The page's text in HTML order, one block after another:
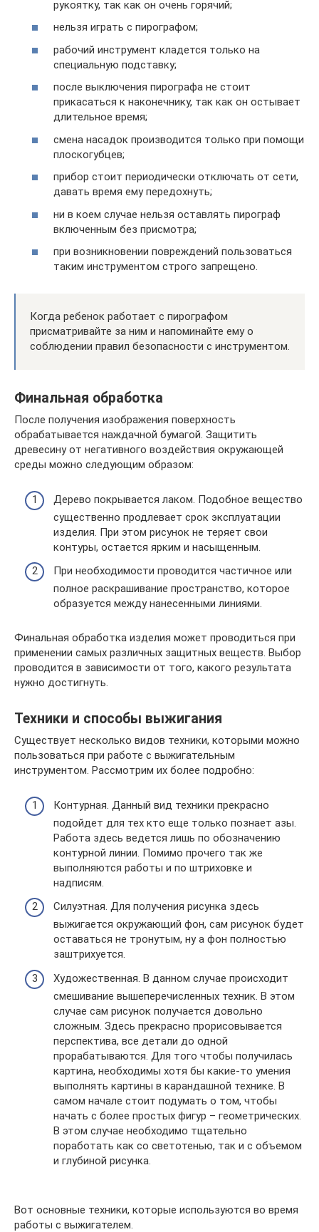
рукоятку, так как он очень горячий;
нельзя играть с пирографом;
рабочий инструмент кладется только на
специальную подставку;
после выключения пирографа не стоит
прикасаться к наконечнику, так как он остывает
длительное время;
смена насадок производится только при помощи
плоскогубцев;
прибор стоит периодически отключать от сети,
давать время ему передохнуть;
ни в коем случае нельзя оставлять пирограф
включенным без присмотра;
при возникновении повреждений пользоваться
таким инструментом строго запрещено.
Когда ребенок работает с пирографом
присматривайте за ним и напоминайте ему о
соблюдении правил безопасности с инструментом.
Финальная обработка
После получения изображения поверхность
обрабатывается наждачной бумагой. Защитить
древесину от негативного воздействия окружающей
среды можно следующим образом:
Дерево покрывается лаком. Подобное вещество
существенно продлевает срок эксплуатации
изделия. При этом рисунок не теряет свои
контуры, остается ярким и насыщенным.
При необходимости проводится частичное или
полное раскрашивание пространство, которое
образуется между нанесенными линиями.
Финальная обработка изделия может проводиться при
применении самых различных защитных веществ. Выбор
проводится в зависимости от того, какого результата
нужно достигнуть.
Техники и способы выжигания
Существует несколько видов техники, которыми можно
пользоваться при работе с выжигательным
инструментом. Рассмотрим их более подробно:
Контурная. Данный вид техники прекрасно
подойдет для тех кто еще только познает азы.
Работа здесь ведется лишь по обозначению
контурной линии. Помимо прочего так же
выполняются работы и по штриховке и
надписям.
Силуэтная. Для получения рисунка здесь
выжигается окружающий фон, сам рисунок будет
оставаться не тронутым, ну а фон полностью
заштрихуется.
Художественная. В данном случае происходит
смешивание вышеперечисленных техник. В этом
случае сам рисунок получается довольно
сложным. Здесь прекрасно прорисовывается
перспектива, все детали до одной
прорабатываются. Для того чтобы получилась
картина, необходимы хотя бы какие-то умения
выполнять картины в карандашной технике. В
самом начале стоит подумать о том, чтобы
начать с более простых фигур – геометрических.
В этом случае необходимо тщательно
поработать как со светотенью, так и с объемом
и глубиной рисунка.
Вот основные техники, которые используются во время
работы с выжигателем.